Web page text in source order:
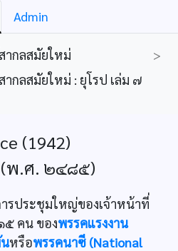
Admin
ากลสมัยใหม่
>
กลสมัยใหม่ : ยุโรป เล่ม ๗
(1942)
(พ.ศ. ๒๔๘๕)
รประชุมใหญ่ของเจ้าหน้าที่
๕ คน ของพรรคแรงงาน
หรือพรรคนาซี (National